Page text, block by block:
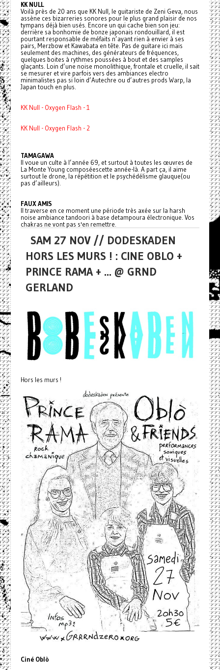
KK NULL
Voilà près de 20 ans que KK Null, le guitariste de Zeni Geva, nous
assène ces bizarreries sonores pour le plus grand plaisir de nos
tympans déjà bien usés. Encore un qui cache bien son jeu:
derrière sa bonhomie de bonze japonais rondouillard, il est
pourtant responsable de méfaits n’ayant rien à envier à ses
pairs, Merzbow et Kawabata en tête. Pas de guitare ici mais
seulement des machines, des générateurs de fréquences,
quelques boites à rythmes poussées à bout et des samples
glaçants. Loin d’une noise monolithique, frontale et cruelle, il sait
se mesurer et vire parfois vers des ambiances electro
minimalistes pas si loin d’Autechre ou d’autres prods Warp, la
Japan touch en plus.
KK Null - Oxygen Flash - 1
KK Null - Oxygen Flash - 2
TAMAGAWA
Il voue un culte à l’année 69, et surtout à toutes les œuvres de
La Monte Young composéescette année-là. A part ça, il aime
surtout le drone, la répétition et le psychédélisme glauque(ou
pas d’ailleurs).
FAUX AMIS
Il traverse en ce moment une période très axée sur la harsh
noise ambiance tandoori à base detampoura électronique. Vos
chakras ne vont pas s'en remettre.
SAM 27 NOV // DODESKADEN
HORS LES MURS ! : CINE OBLO +
PRINCE RAMA + ... @ GRND
GERLAND
Hors les murs !
Ciné Oblò